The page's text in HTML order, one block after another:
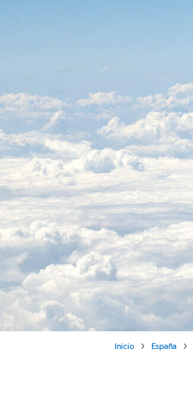
Inicio España